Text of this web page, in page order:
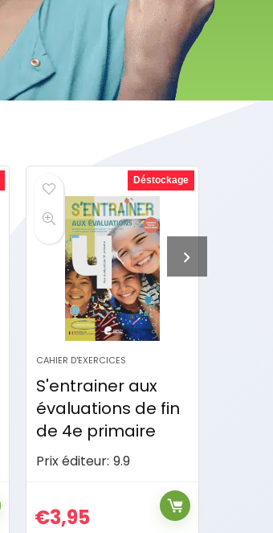
Déstockage
CAHIER D'EXERCICES
S'entrainer au
ce1d –
neerlandais
Prix éditeur: 11.95
€6,95